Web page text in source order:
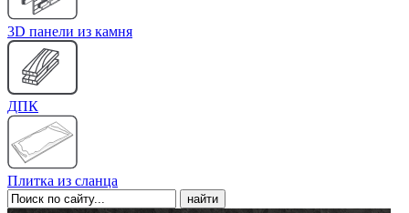
3D панели из камня
ДПК
Плитка из сланца